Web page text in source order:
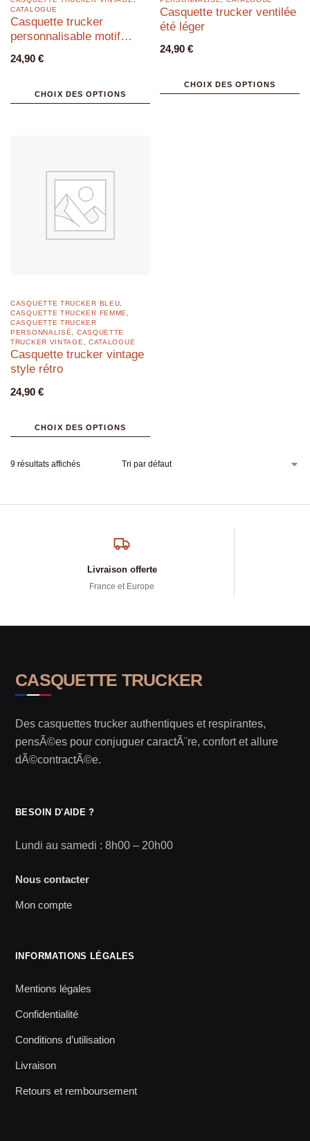
CATALOGUE
Casquette trucker
personnalisable motif
24,90 €
CHOIX DES OPTIONS
Casquette trucker ventilée
été léger
24,90 €
CHOIX DES OPTIONS
CASQUETTE TRUCKER BLEU
CASQUETTE TRUCKER FEMME
CASQUETTE TRUCKER
PERSONNALISÉ
CASQUETTE
TRUCKER VINTAGE
CATALOGUE
Casquette trucker vintage
style rétro
24,90 €
CHOIX DES OPTIONS
9 résultats affichés
Livraison offerte
France et Europe
CASQUETTE TRUCKER
Des casquettes trucker authentiques et respirantes,
pensÃ©es pour conjuguer caractÃ¨re, confort et allure
dÃ©contractÃ©e.
BESOIN D'AIDE ?
Lundi au samedi : 8h00 – 20h00
Nous contacter
Mon compte
INFORMATIONS LÉGALES
Mentions légales
Confidentialité
Conditions d’utilisation
Livraison
Retours et remboursement